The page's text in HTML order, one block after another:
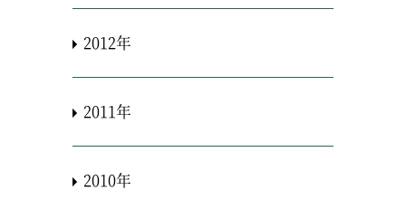
2012年
2011年
2010年